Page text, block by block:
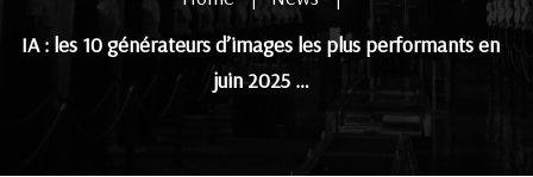
IA : les 10 générateurs d’images les plus performants en
juin 2025 …